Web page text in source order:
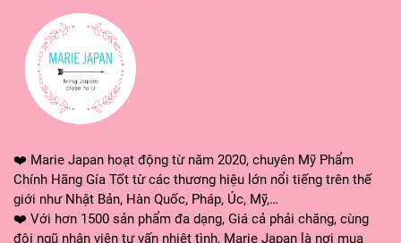
❤️ Marie Japan hoạt động từ năm 2020, chuyên Mỹ Phẩm
Chính Hãng Gía Tốt từ các thương hiệu lớn nổi tiếng trên thế
giới như Nhật Bản, Hàn Quốc, Pháp, Úc, Mỹ,…
❤️ Với hơn 1500 sản phẩm đa dạng, Giá cả phải chăng, cùng
đội ngũ nhân viên tư vấn nhiệt tình, Marie Japan là nơi mua